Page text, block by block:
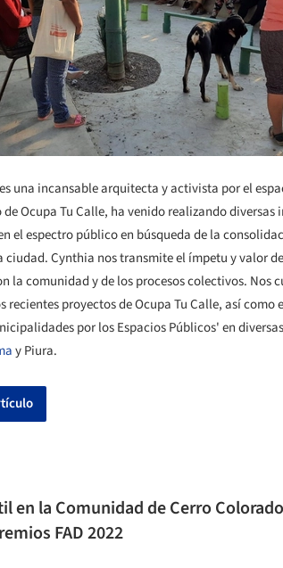
una incansable arquitecta y activista por el
Ocupa Tu Calle, ha venido realizando
el espectro público en búsqueda de la
ciudad. Cynthia nos transmite el ímpetu y valor
la comunidad y de los procesos colectivos. Nos
recientes proyectos de Ocupa Tu Calle, así
por los Espacios Públicos' en
y Piura.
en la Comunidad de Cerro
FAD 2022